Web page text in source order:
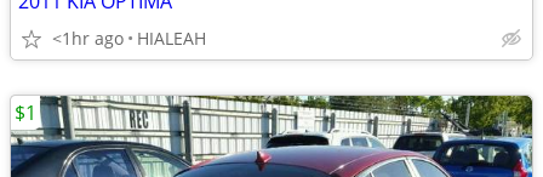
<1hr ago HIALEAH
$1